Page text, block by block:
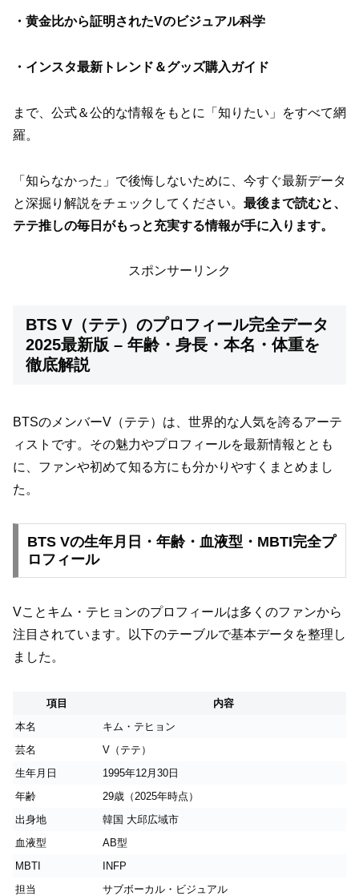
・黄金比から証明されたVのビジュアル科学
・インスタ最新トレンド＆グッズ購入ガイド
まで、公式＆公的な情報をもとに「知りたい」をすべて網
羅。
「知らなかった」で後悔しないために、今すぐ最新データ
と深掘り解説をチェックしてください。 最後まで読むと、
テテ推しの毎日がもっと充実する情報が手に入ります。
スポンサーリンク
BTS V（テテ）のプロフィール完全データ
2025最新版 – 年齢・身長・本名・体重を
徹底解説
BTSのメンバーV（テテ）は、世界的な人気を誇るアーテ
ィストです。その魅力やプロフィールを最新情報ととも
に、ファンや初めて知る方にも分かりやすくまとめまし
た。
BTS Vの生年月日・年齢・血液型・MBTI完全プ
ロフィール
Vことキム・テヒョンのプロフィールは多くのファンから
注目されています。以下のテーブルで基本データを整理し
ました。
項目
内容
本名
キム・テヒョン
芸名
V（テテ）
生年月日
1995年12月30日
年齢
29歳（2025年時点）
出身地
韓国 大邱広域市
血液型
AB型
MBTI
INFP
担当
サブボーカル・ビジュアル